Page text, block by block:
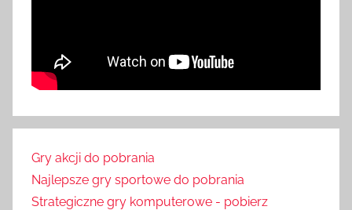
Gry akcji do pobrania
Najlepsze gry sportowe do pobrania
Strategiczne gry komputerowe - pobierz